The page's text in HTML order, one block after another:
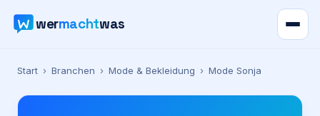
wermachtwas
Verzeichnis
Karte
Start › Branchen › Mode & Bekleidung › Mode Sonja